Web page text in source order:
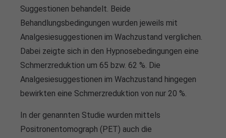
Suggestionen behandelt. Beide
Behandlungsbedingungen wurden jeweils mit
Analgesiesuggestionen im Wachzustand verglichen.
Dabei zeigte sich in den Hypnosebedingungen eine
Schmerzreduktion um 65 bzw. 62 %. Die
Analgesiesuggestionen im Wachzustand hingegen
bewirkten eine Schmerzreduktion von nur 20 %.
In der genannten Studie wurden mittels
Positronentomograph (PET) auch die